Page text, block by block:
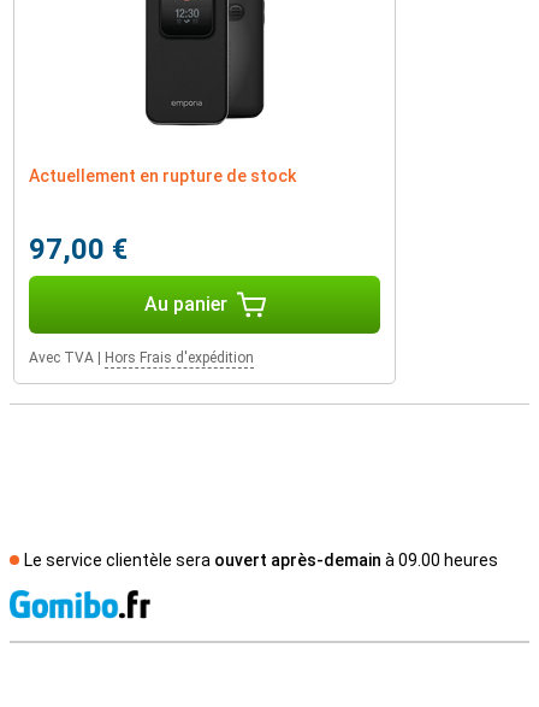
Actuellement en rupture de stock
97,00 €
Au panier
Avec TVA Hors Frais d'expédition
Le service clientèle sera ouvert après-demain à 09.00 heures